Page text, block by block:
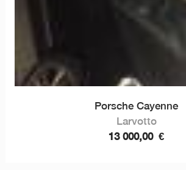
Porsche Cayenne
Larvotto
13 000,00 €